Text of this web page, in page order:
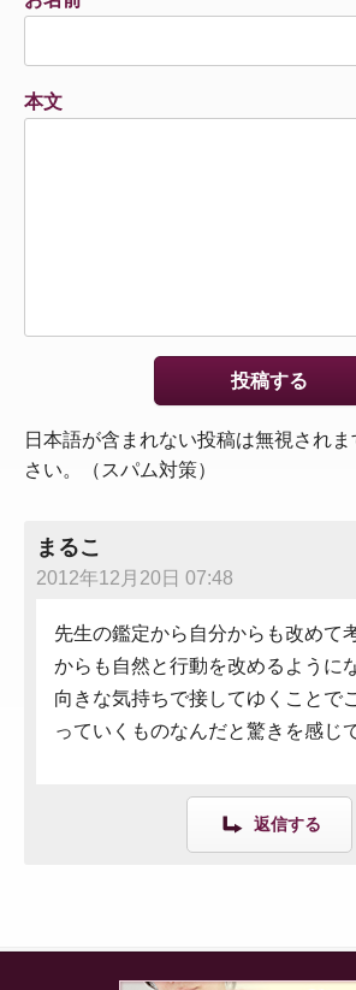
本文
日本語が含まれない投稿は無視され
さい。（スパム対策）
まるこ
2012年12月20日 07:48
先生の鑑定から自分からも改めて
からも自然と行動を改めるように
向きな気持ちで接してゆくことで
っていくものなんだと驚きを感じ
返信する